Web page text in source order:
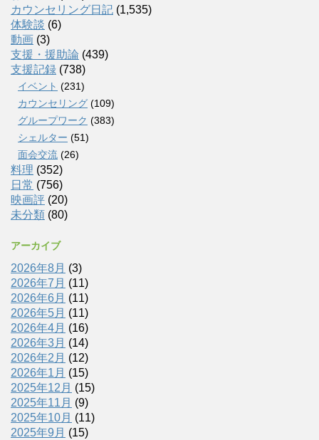
カウンセリング日記 (1,535)
体験談 (6)
動画 (3)
支援・援助論 (439)
支援記録 (738)
イベント (231)
カウンセリング (109)
グループワーク (383)
シェルター (51)
面会交流 (26)
料理 (352)
日常 (756)
映画評 (20)
未分類 (80)
アーカイブ
2026年8月 (3)
2026年7月 (11)
2026年6月 (11)
2026年5月 (11)
2026年4月 (16)
2026年3月 (14)
2026年2月 (12)
2026年1月 (15)
2025年12月 (15)
2025年11月 (9)
2025年10月 (11)
2025年9月 (15)